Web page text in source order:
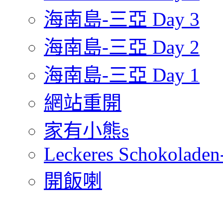
海南島-三亞 Day 3
海南島-三亞 Day 2
海南島-三亞 Day 1
網站重開
家有小熊s
Leckeres
開飯喇